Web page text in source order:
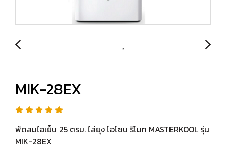
MIK-28EX
พัดลมไอเย็น 25 ตรม. ไล่ยุง โอโซน รีโมท MASTERKOOL รุ่น
MIK-28EX